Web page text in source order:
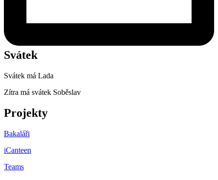
Svátek
Svátek má Lada
Zítra má svátek Soběslav
Projekty
Bakaláři
iCanteen
Teams